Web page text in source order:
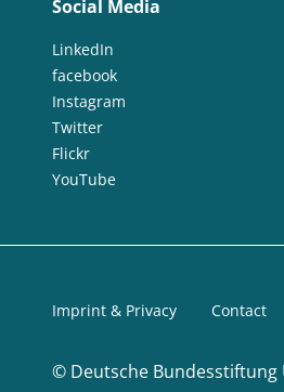
Social Media
LinkedIn
facebook
Instagram
Twitter
Flickr
YouTube
© Deutsche Bundesstiftung
Imprint & Privacy Contact